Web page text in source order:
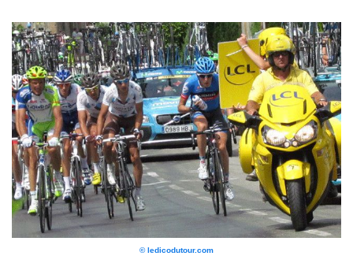
© ledicodutour.com